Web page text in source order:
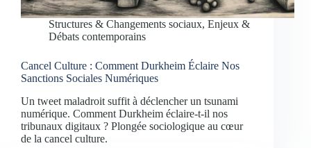
Structures & Changements sociaux, Enjeux &
Débats contemporains
Cancel Culture : Comment Durkheim Éclaire Nos
Sanctions Sociales Numériques
Un tweet maladroit suffit à déclencher un tsunami
numérique. Comment Durkheim éclaire-t-il nos
tribunaux digitaux ? Plongée sociologique au cœur
de la cancel culture.